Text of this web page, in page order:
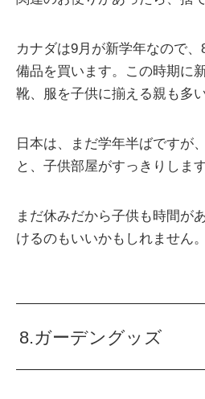
カナダは9月が新学年なので、
備品を買います。この時期に
靴、服を子供に揃える親も多い
日本は、まだ学年半ばですが
と、子供部屋がすっきりします
まだ休みだから子供も時間が
けるのもいいかもしれません。
8.ガーデングッズ